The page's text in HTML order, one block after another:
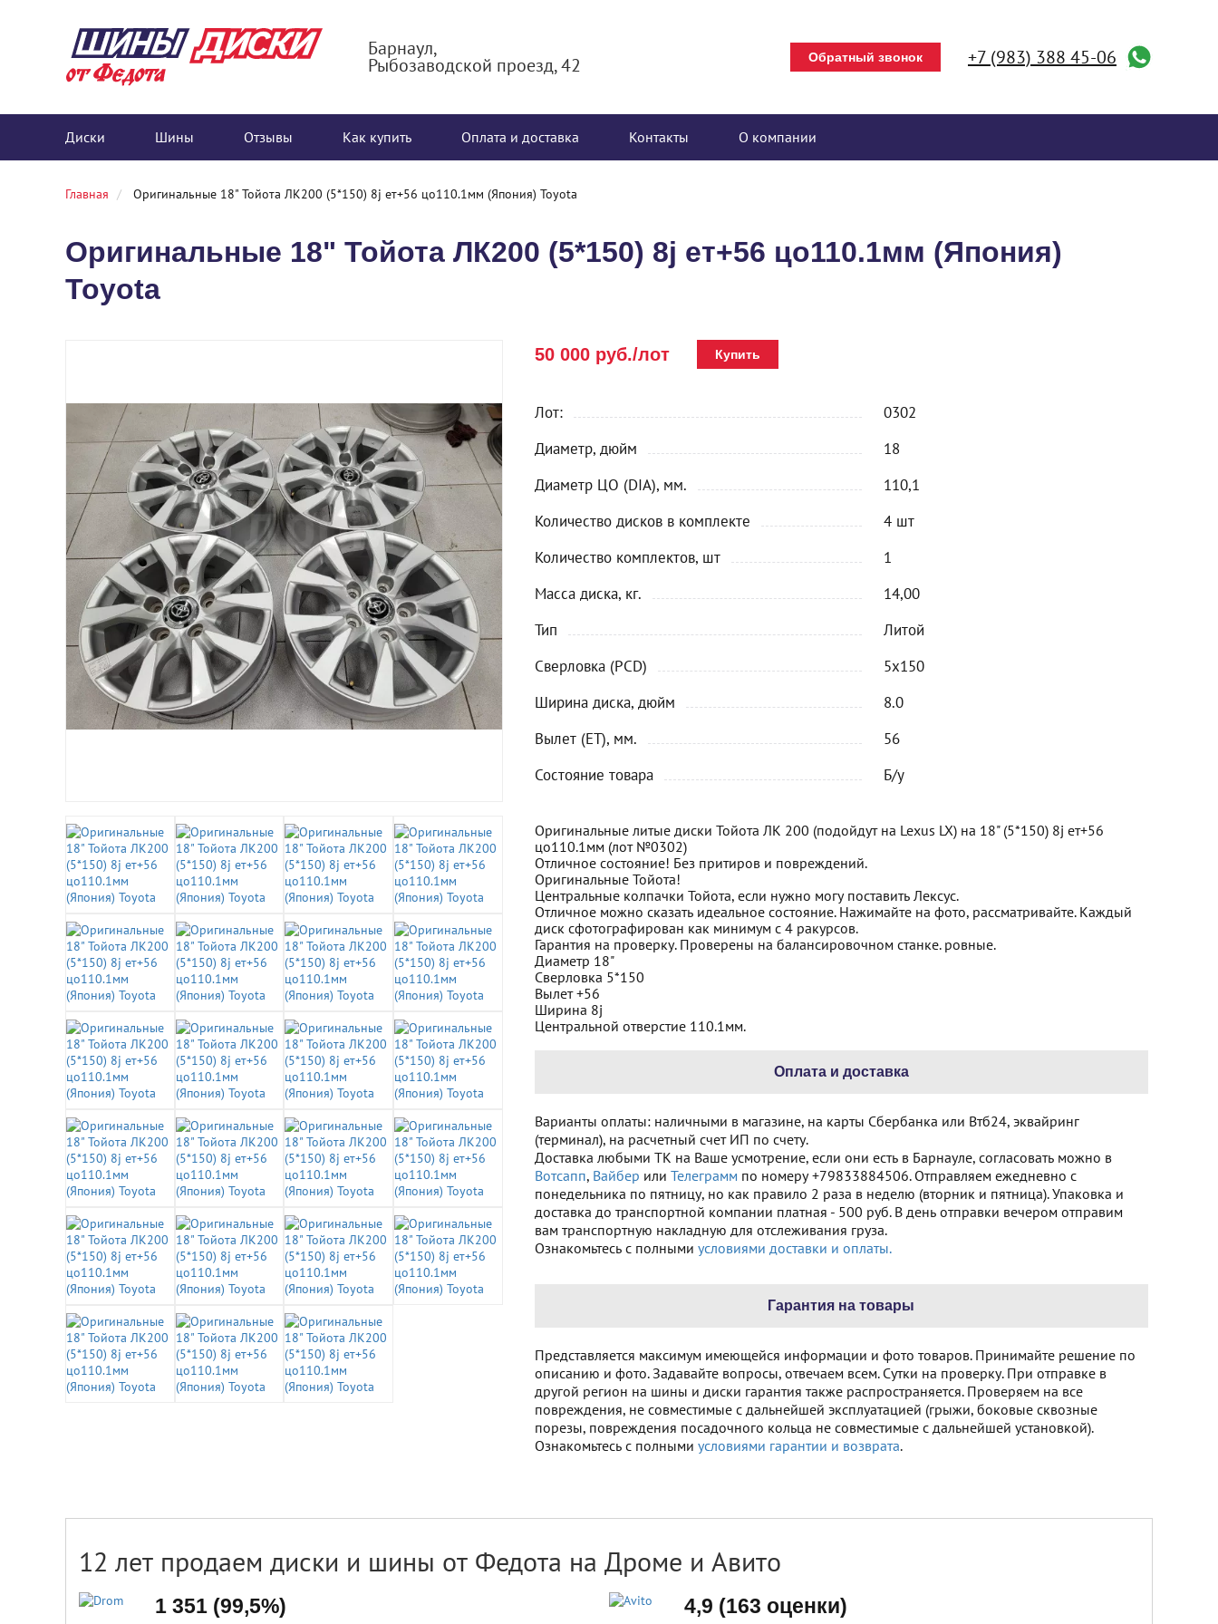
Барнаул,
Рыбозаводской проезд, 42 Обратный звонок +7 (983) 388 45-06
Диски Шины Отзывы Как купить Оплата и доставка Контакты О компании
Главная Оригинальные 18" Тойота ЛК200 (5*150) 8j ет+56 цо110.1мм (Япония) Toyota
Оригинальные 18" Тойота ЛК200 (5*150) 8j ет+56 цо110.1мм (Япония)
Toyota
50 000 руб./лот Купить
Лот:
0302
Диаметр, дюйм
18
Диаметр ЦО (DIA), мм.
110,1
Количество дисков в комплекте
4 шт
Количество комплектов, шт
1
Масса диска, кг.
14,00
Тип
Литой
Сверловка (PCD)
5x150
Ширина диска, дюйм
8.0
Вылет (ET), мм.
56
Состояние товара
Б/у
Оригинальные литые диски Тойота ЛК 200 (подойдут на Lexus LX) на 18" (5*150) 8j ет+56
цо110.1мм (лот №0302)
Отличное состояние! Без притиров и повреждений.
Оригинальные Тойота!
Центральные колпачки Тойота, если нужно могу поставить Лексус.
Отличное можно сказать идеальное состояние. Нажимайте на фото, рассматривайте. Каждый
диск сфотографирован как минимум с 4 ракурсов.
Гарантия на проверку. Проверены на балансировочном станке. ровные.
Диаметр 18"
Сверловка 5*150
Вылет +56
Ширина 8j
Центральной отверстие 110.1мм.
Оплата и доставка
Варианты оплаты: наличными в магазине, на карты Сбербанка или Втб24, эквайринг
(терминал), на расчетный счет ИП по счету.
Доставка любыми ТК на Ваше усмотрение, если они есть в Барнауле, согласовать можно в
Вотсапп, Вайбер или Телеграмм по номеру +79833884506. Отправляем ежедневно с
понедельника по пятницу, но как правило 2 раза в неделю (вторник и пятница). Упаковка и
доставка до транспортной компании платная - 500 руб. В день отправки вечером отправим
вам транспортную накладную для отслеживания груза.
Ознакомьтесь с полными условиями доставки и оплаты.
Гарантия на товары
Представляется максимум имеющейся информации и фото товаров. Принимайте решение по
описанию и фото. Задавайте вопросы, отвечаем всем. Сутки на проверку. При отправке в
другой регион на шины и диски гарантия также распространяется. Проверяем на все
повреждения, не совместимые с дальнейшей эксплуатацией (грыжи, боковые сквозные
порезы, повреждения посадочного кольца не совместимые с дальнейшей установкой).
Ознакомьтесь с полными условиями гарантии и возврата.
12 лет продаем диски и шины от Федота на Дроме и Авито
1 351 (99,5%) 4,9 (163 оценки)